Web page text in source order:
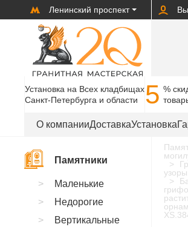
Ленинский проспект
Установка на Всех кладбищах
Санкт-Петербурга и области
5 %
О компанииДоставкаУстановка
узоры
Памятники
Маленькие
Недорогие
Вертикальные